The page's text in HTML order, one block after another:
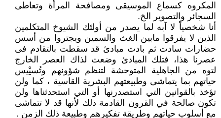
المكروه كسماع الموسيقى ومصافحة المرأة وتعاطى
السجائر والتصوير الخ.
أنا شخصياً لا آبه لما يصدر من أولئك الشيوخ المتكلمين
الذين لا يفرقوا مابين الغث والسمين ويجتروا من أسس
حضارات سادت ثم بادت مبادئ قد سقطت بالتقادم فى
عصرنا هذا، فتلك المبادئ وضعت لذاك العصر الخارج
لتوه من الجاهلية المتوحشة لتنظم شؤونهم وتُسيْيس
حياتهم بما يتماشى وطبيعتهم البشرية القاسية ، كما ولن
تؤخذ بالقوانين التي استصدرنها أو التي استحدثناها ولن
تكون صالحة في القرون القادمة ذلك لأنها قد لا تتماشى
مع أسلوب حياتهم وطريقة تفكيرهم وطبيعة ذلك الزمن .